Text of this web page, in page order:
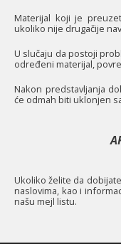
Materijal koji je
ukoliko nije drugačije
U slučaju da postoji
određeni materijal,
Nakon predstavljanja
će odmah biti uklonjen
Ukoliko želite da
naslovima, kao i
našu mejl listu.